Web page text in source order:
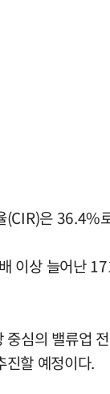
(CIR)은 36.4%
이상 늘어난
중심의 밸류업
할 예정이다.